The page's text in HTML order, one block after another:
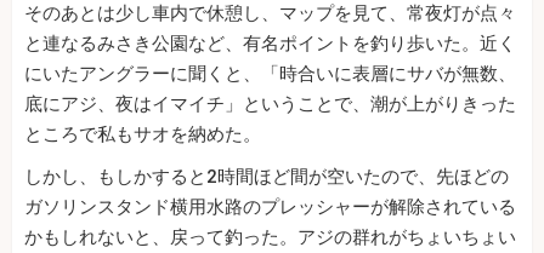
そのあとは少し車内で休憩し、マップを見て、常夜灯が点々
と連なるみさき公園など、有名ポイントを釣り歩いた。近く
にいたアングラーに聞くと、「時合いに表層にサバが無数、
底にアジ、夜はイマイチ」ということで、潮が上がりきった
ところで私もサオを納めた。
しかし、もしかすると2時間ほど間が空いたので、先ほどの
ガソリンスタンド横用水路のプレッシャーが解除されている
かもしれないと、戻って釣った。アジの群れがちょいちょい